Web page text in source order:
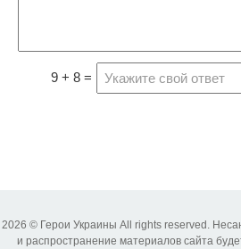
9 + 8 =
2026 © Герои Украины All rights reserved.
и распространение материалов сайта